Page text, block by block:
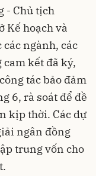
- Chủ tịch
Kế hoạch và
ngành, các
kết đã ký,
tác bảo đảm
6, rà soát để đề
kịp thời. Các dự
ngân đồng
trung vốn cho